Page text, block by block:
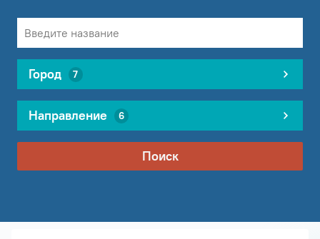
Город 7
Направление 6
Поиск